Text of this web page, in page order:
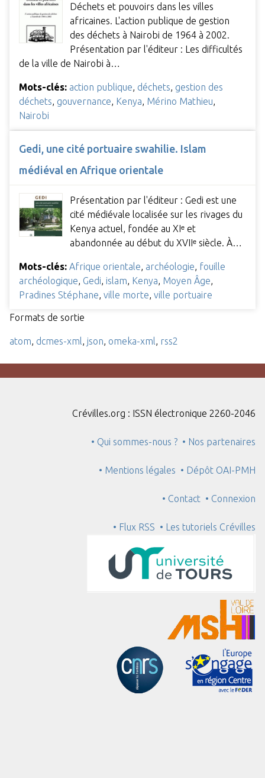
Déchets et pouvoirs dans les villes
africaines. L'action publique de gestion
des déchets à Nairobi de 1964 à 2002.
Présentation par l'éditeur : Les difficultés
de la ville de Nairobi à…
Mots-clés: action publique, déchets, gestion des
déchets, gouvernance, Kenya, Mérino Mathieu,
Nairobi
Gedi, une cité portuaire swahilie. Islam
médiéval en Afrique orientale
Présentation par l'éditeur : Gedi est une
cité médiévale localisée sur les rivages du
Kenya actuel, fondée au XIᵉ et
abandonnée au début du XVIIᵉ siècle. À…
Mots-clés: Afrique orientale, archéologie, fouille
archéologique, Gedi, islam, Kenya, Moyen Âge,
Pradines Stéphane, ville morte, ville portuaire
Formats de sortie
atom, dcmes-xml, json, omeka-xml, rss2
Crévilles.org : ISSN électronique 2260-2046
• Qui sommes-nous ? • Nos partenaires
• Mentions légales • Dépôt OAI-PMH
• Contact • Connexion
• Flux RSS • Les tutoriels Crévilles